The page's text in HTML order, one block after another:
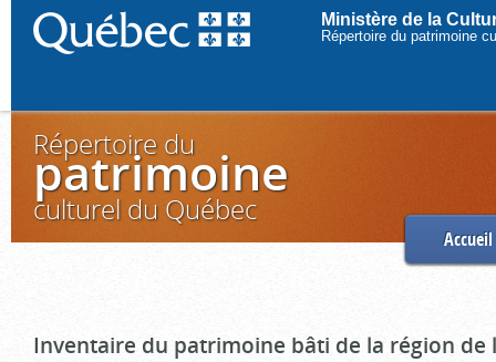
Ministère de la
Répertoire du patrimoine
Répertoire du
patrimoine
culturel du Québec
Accueil
Inventaire du patrimoine bâti de la région de